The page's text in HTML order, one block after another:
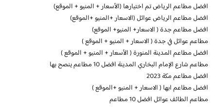
افضل مطاعم الرياض تم اختيارها (الأسعار + المنيو + الموقع)
افضل مطاعم الرياض عوائل (الاسعار +المنيو +الموقع)
افضل مطاعم جدة ( الاسعار+ المنيو+ الموقع)
مطاعم عوائل في جدة ( الاسعار + المنيو + الموقع )
افضل مطاعم المدينة المنورة ( الأسعار + المنيو + الموقع )
مطاعم شارع الإمام البخاري المدينة افضل 10 مطاعم ينصح بها
افضل مطاعم مكة 2023
افضل مطاعم ابها ( الاسعار + المنيو +الموقع )
مطاعم الطائف عوائل افضل 10 مطاعم